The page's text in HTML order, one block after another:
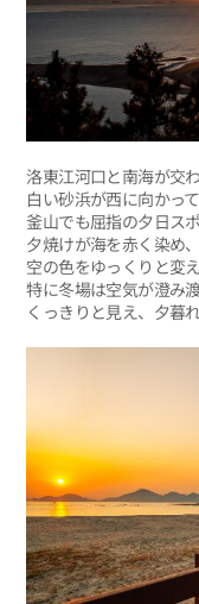
洛東江河口と南海が交
白い砂浜が西に向かっ
釜山でも屈指の夕日ス
夕焼けが海を赤く染め、
空の色をゆっくりと変
特に冬場は空気が澄み
くっきりと見え、夕暮